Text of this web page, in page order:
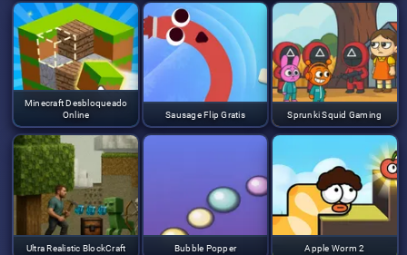
Minecraft Desbloqueado
Online
Sausage Flip Gratis Sprunki Squid Gaming
Ultra Realistic BlockCraft Bubble Popper Apple Worm 2